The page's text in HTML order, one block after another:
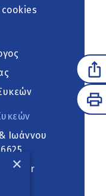
cookies
Ιωάννου
×